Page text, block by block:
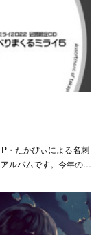
・たかぴぃによる名刺
ルバムです。今年の…